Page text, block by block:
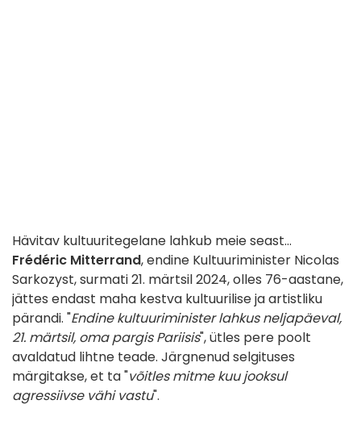
Hävitav kultuuritegelane lahkub meie seast...
Frédéric Mitterrand, endine Kultuuriminister Nicolas
Sarkozyst, surmati 21. märtsil 2024, olles 76-aastane,
jättes endast maha kestva kultuurilise ja artistliku
pärandi. "Endine kultuuriminister lahkus neljapäeval,
21. märtsil, oma pargis Pariisis", ütles pere poolt
avaldatud lihtne teade. Järgnenud selgituses
märgitakse, et ta "võitles mitme kuu jooksul
agressiivse vähi vastu".